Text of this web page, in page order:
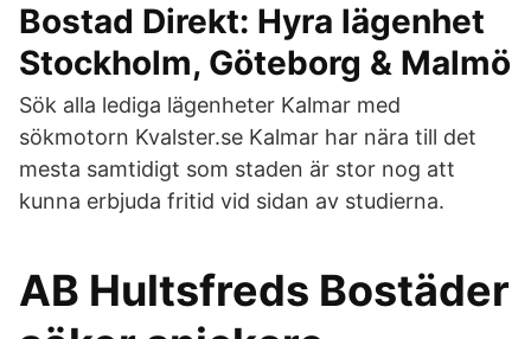
Bostad Direkt: Hyra lägenhet
Stockholm, Göteborg & Malmö
Sök alla lediga lägenheter Kalmar med
sökmotorn Kvalster.se Kalmar har nära till det
mesta samtidigt som staden är stor nog att
kunna erbjuda fritid vid sidan av studierna.
AB Hultsfreds Bostäder